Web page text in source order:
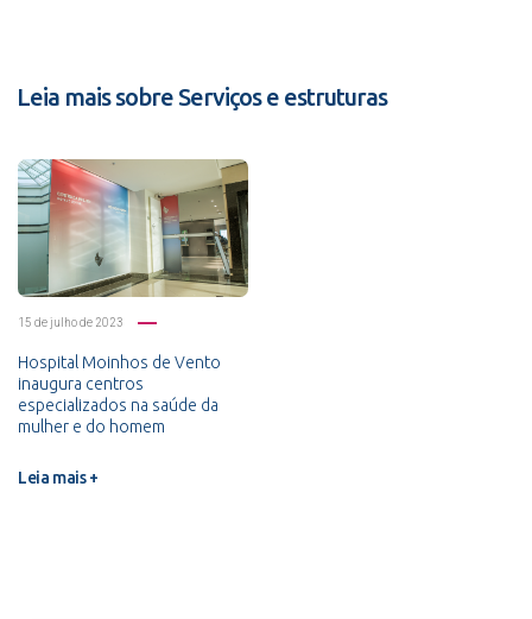
Leia mais sobre Serviços e estruturas
15 de julho de 2023
Hospital Moinhos de Vento
inaugura centros
especializados na saúde da
mulher e do homem
Leia mais +